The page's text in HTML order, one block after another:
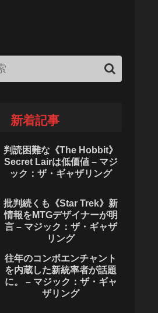
新着記事
判読困難な《The Hobbit》
Secret Lairは低価値 – マジ
ック：ザ・ギャザリング
批判続くも《Star Trek》新
情報をMTGデザイナーが明
言 – マジック：ザ・ギャザ
リング
往年のコンボエンチャント
を内蔵した新統率者が話題
に。 – マジック：ザ・ギャ
ザリング